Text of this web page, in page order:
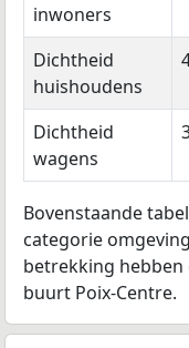
inwoners
Dichtheid
huishoudens
Dichtheid
wagens
Bovenstaande
categorie
betrekking hebben
buurt Poix-Centre.